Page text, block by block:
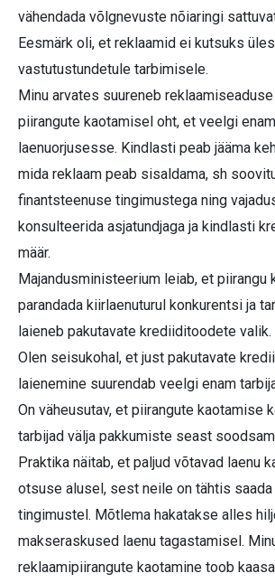
vähendada võlgnevuste nõiaringi
Eesmärk oli, et reklaamid ei kutsuks üles
vastutustundetule tarbimisele.
Minu arvates suureneb
piirangute kaotamisel oht, et veelgi
laenuorjusesse. Kindlasti peab jääma
mida reklaam peab sisaldama, sh
finantsteenuse tingimustega ning
konsulteerida asjatundjaga ja kindlasti
määr.
Majandusministeerium leiab, et piirangu
parandada kiirlaenuturul konkurentsi ja
laieneb pakutavate krediiditoodete valik.
Olen seisukohal, et just pakutavate
laienemine suurendab veelgi enam
On väheusutav, et piirangute kaotamise
tarbijad välja pakkumiste seast
Praktika näitab, et paljud võtavad laenu
otsuse alusel, sest neile on tähtis
tingimustel. Mõtlema hakatakse alles
makseraskused laenu tagastamisel.
reklaamipiirangute kaotamine toob